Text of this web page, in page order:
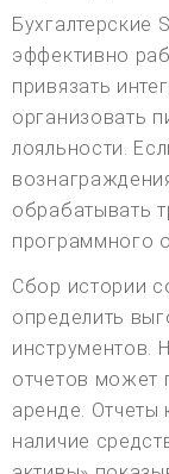
Бухгалтерские
эффективно
привязать
организовать
лояльности.
обрабатывать
программного
Сбор истории
определить
инструментов.
отчетов может
аренде. Отчеты
наличие